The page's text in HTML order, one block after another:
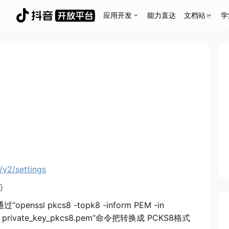
应用开发 能力直达 文档站
v2/settings
过“openssl pkcs8 -topk8 -inform PEM -in
命令把转换成 PCKS8格式